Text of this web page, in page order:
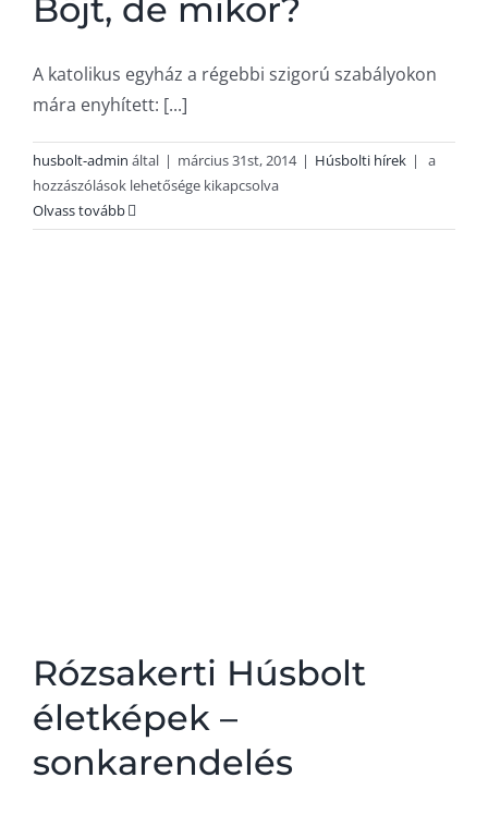
Böjt, de mikor?
A katolikus egyház a régebbi szigorú szabályokon
mára enyhített: [...]
husbolt-admin által | március 31st, 2014 | Húsbolti hírek |
Böjt,
a
hozzászólások lehetősége kikapcsolva
Olvass tovább
Rózsakerti Húsbolt
életképek –
sonkarendelés